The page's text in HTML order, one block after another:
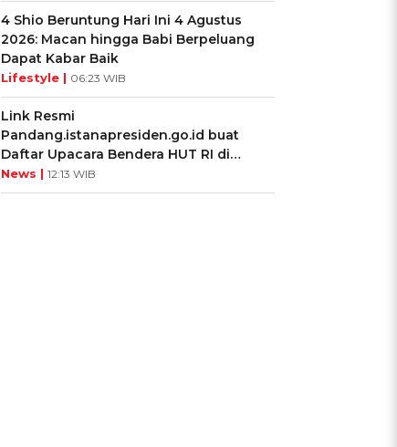
4 Shio Beruntung Hari Ini 4 Agustus
2026: Macan hingga Babi Berpeluang
Dapat Kabar Baik
Lifestyle | 06:23 WIB
Link Resmi
Pandang.istanapresiden.go.id buat
Daftar Upacara Bendera HUT RI di
Istana Negara
News | 12:13 WIB